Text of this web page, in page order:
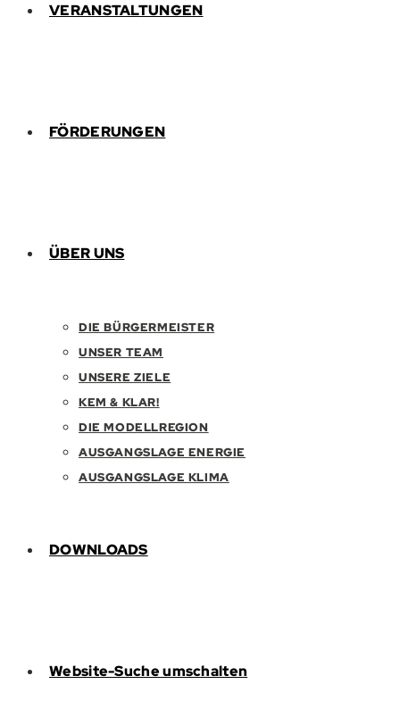
VERANSTALTUNGEN
FÖRDERUNGEN
ÜBER UNS
DIE BÜRGERMEISTER
UNSER TEAM
UNSERE ZIELE
KEM & KLAR!
DIE MODELLREGION
AUSGANGSLAGE ENERGIE
AUSGANGSLAGE KLIMA
DOWNLOADS
Website-Suche umschalten